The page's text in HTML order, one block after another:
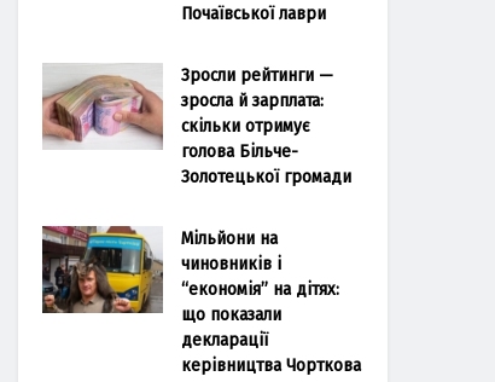
Почаївської лаври
Зросли рейтинги —
зросла й зарплата:
скільки отримує
голова Більче-
Золотецької громади
Мільйони на
чиновників і
“економія” на дітях:
що показали
декларації
керівництва Чорткова